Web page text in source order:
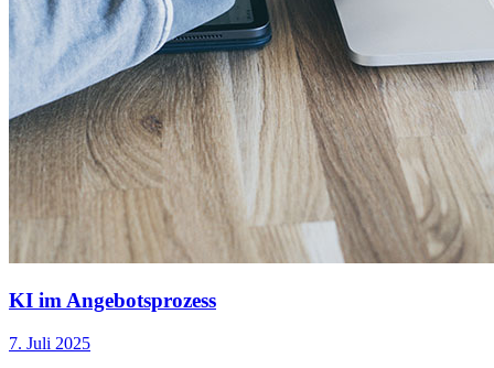
KI im Angebotsprozess
7. Juli 2025